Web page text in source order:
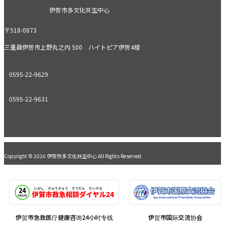
伊贺市多文化共生中心
〒518-0873
三重县伊贺市上野丸之内 500 ハイトピア伊贺4楼
0595-22-9629
0595-22-9631
Copyright © 2026 伊贺市多文化共生中心 All Rights Reserved.
伊贺市急救医疗健康咨询24小时专线 伊贺市国际交流协会